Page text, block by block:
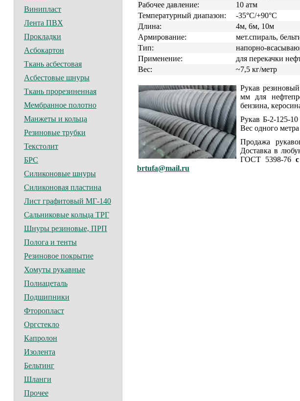
Винипласт
Лента ПВХ
Прокладки
Асбокартон
Ткань асбестовая
Асбестовые шнуры
Ткань прорезиненная
Мембранное полотно
Манжеты и кольца
Резиновые трубки
Текстолит
БРС
Силиконовые шнуры
Силиконовая пластина
Лист графитовый МГ-140
Сальниковые кольца ТРГ
Шнуры резиновые, ПРП
Полога и тенты
Резиновое покрытие
Хомуты рукавные
Полиацеталь
Подшипники
Фторопласт
Оргстекло
Капролон
Изолента
Бельтинг
Шланги
Прочее
Рабочее давление:
10 атм
Температурный диапазон:
-35°С/+90°С
Длина:
4м, 6м, 10м
Армирование:
мет.спираль,
Тип:
напорно-
Применение:
для перекачки
Вес:
~7,5 кг/метр
Рукав
мм для
бензина,
Рукав Б-2-125-
Вес одного
Продажа
Доставка в
ГОСТ 5398-76
brtufa@mail.ru